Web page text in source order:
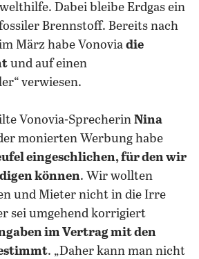
Dabei bleibe Erdgas ein
Brennstoff. Bereits nach
März habe Vonovia die
und auf einen
verwiesen.
Vonovia-Sprecherin Nina
monierten Werbung habe
eingeschlichen, für den wir
können. Wir wollten
und Mieter nicht in die Irre
sei umgehend korrigiert
im Vertrag mit den
. „Daher kann man nicht